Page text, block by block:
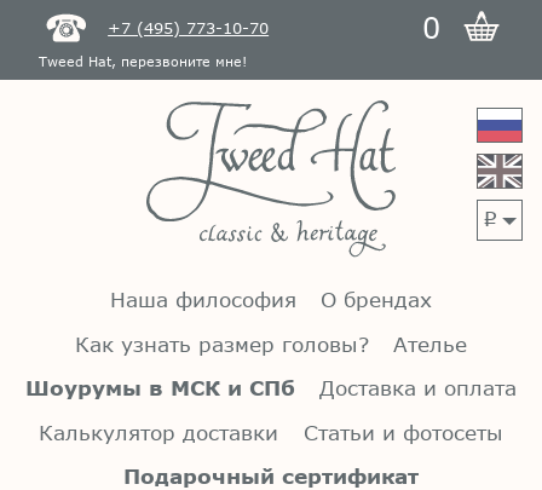
+7 (495) 773-10-70 0
Tweed Hat, перезвоните мне!
p
Наша философия
О брендах
Как узнать размер головы?
Ателье
Шоурумы в МСК и СПб
Доставка и оплата
Калькулятор доставки
Статьи и фотосеты
Подарочный сертификат